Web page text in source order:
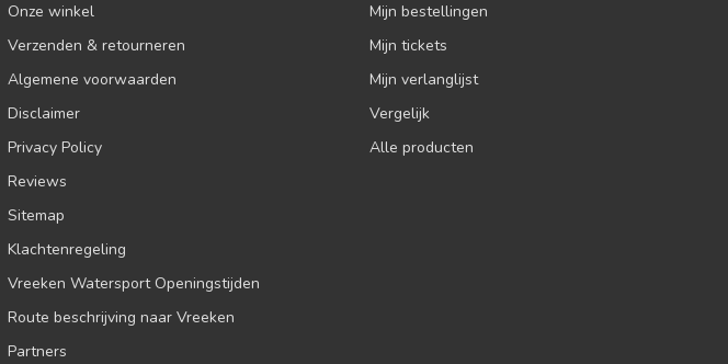
Onze winkel
Verzenden & retourneren
Algemene voorwaarden
Disclaimer
Privacy Policy
Reviews
Sitemap
Klachtenregeling
Vreeken Watersport Openingstijden
Route beschrijving naar Vreeken
Partners
Mijn bestellingen
Mijn tickets
Mijn verlanglijst
Vergelijk
Alle producten